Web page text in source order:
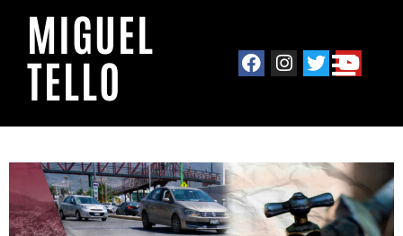
MIGUEL
TELLO